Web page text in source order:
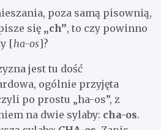
poza samą pisownią,
się „ch”, to czy powinno
[ha-os]?
jest tu dość
ogólnie przyjęta
po prostu „ha-os”, z
na dwie sylaby: cha-os.